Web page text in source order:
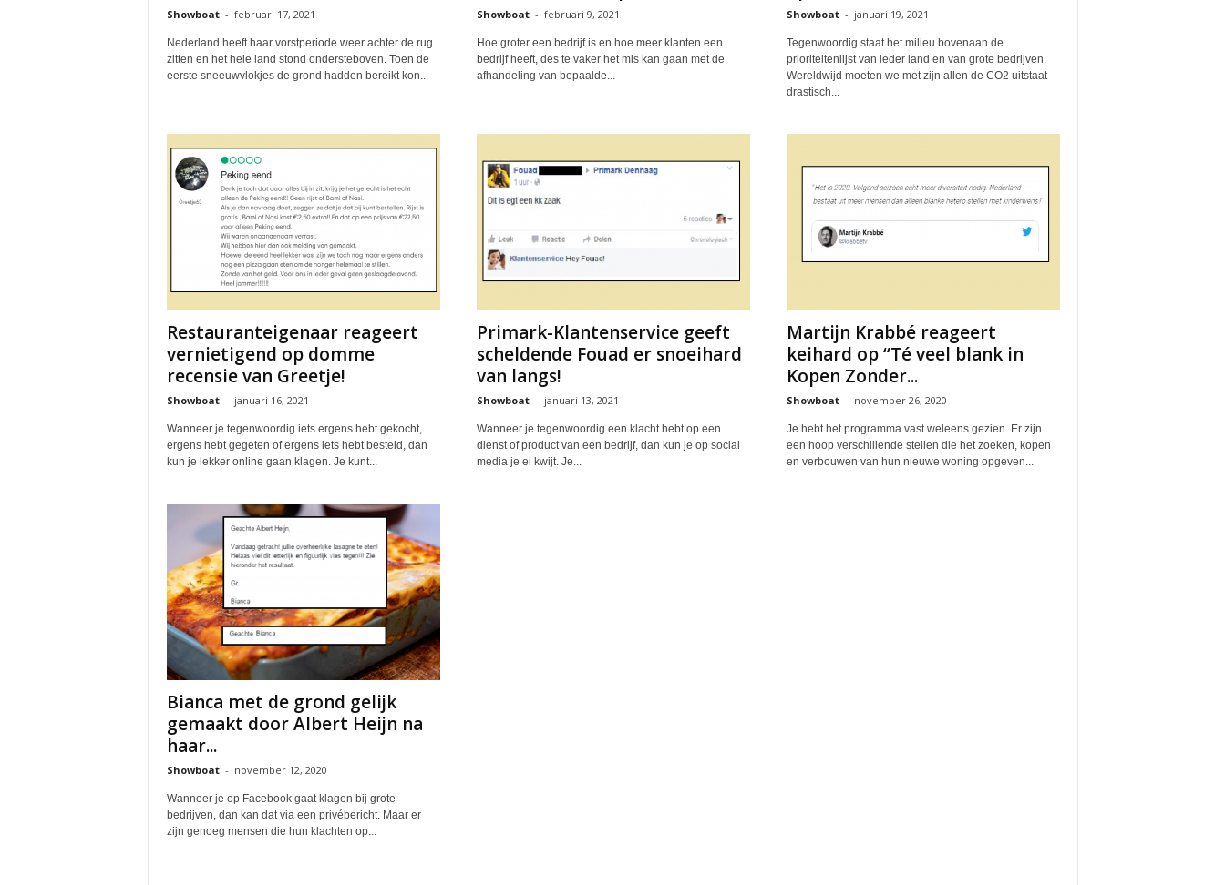
Showboat - februari 17, 2021
Nederland heeft haar vorstperiode weer achter de rug
zitten en het hele land stond ondersteboven. Toen de
eerste sneeuwvlokjes de grond hadden bereikt kon...
Showboat - februari 9, 2021
Hoe groter een bedrijf is en hoe meer klanten een
bedrijf heeft, des te vaker het mis kan gaan met de
afhandeling van bepaalde...
Showboat - januari 19, 2021
Tegenwoordig staat het milieu bovenaan de
prioriteitenlijst van ieder land en van grote bedrijven.
Wereldwijd moeten we met zijn allen de CO2 uitstaat
drastisch...
Restauranteigenaar reageert
vernietigend op domme
recensie van Greetje!
Showboat - januari 16, 2021
Wanneer je tegenwoordig iets ergens hebt gekocht,
ergens hebt gegeten of ergens iets hebt besteld, dan
kun je lekker online gaan klagen. Je kunt...
Primark-Klantenservice geeft
scheldende Fouad er snoeihard
van langs!
Showboat - januari 13, 2021
Wanneer je tegenwoordig een klacht hebt op een
dienst of product van een bedrijf, dan kun je op social
media je ei kwijt. Je...
Martijn Krabbé reageert
keihard op “Té veel blank in
Kopen Zonder...
Showboat - november 26, 2020
Je hebt het programma vast weleens gezien. Er zijn
een hoop verschillende stellen die het zoeken, kopen
en verbouwen van hun nieuwe woning opgeven...
Bianca met de grond gelijk
gemaakt door Albert Heijn na
haar...
Showboat - november 12, 2020
Wanneer je op Facebook gaat klagen bij grote
bedrijven, dan kan dat via een privébericht. Maar er
zijn genoeg mensen die hun klachten op...